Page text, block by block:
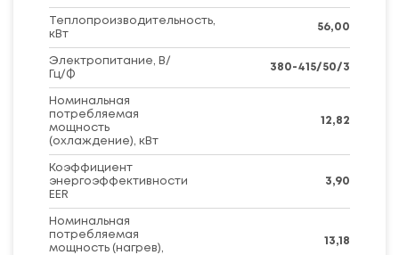
Теплопроизводительность,
кВт
56,00
Электропитание, В/
Гц/Ф
380-415/50/3
Номинальная
потребляемая
мощность
(охлаждение), кВт
12,82
Коэффициент
энергоэффективности
EER
3,90
Номинальная
потребляемая
мощность (нагрев),
13,18